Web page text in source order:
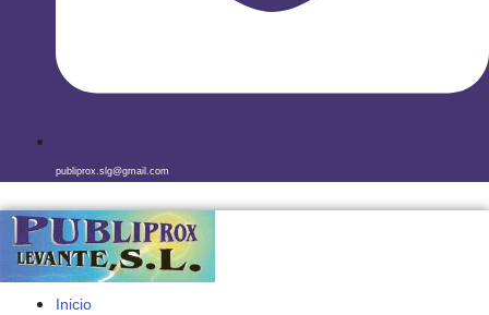
publiprox.slg@gmail.com
Inicio